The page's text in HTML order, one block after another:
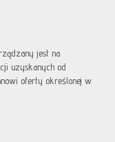
jest na
uzyskanych od
oferty określonej w